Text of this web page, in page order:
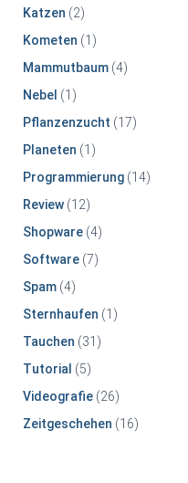
Katzen (2)
Kometen (1)
Mammutbaum (4)
Nebel (1)
Pflanzenzucht (17)
Planeten (1)
Programmierung (14)
Review (12)
Shopware (4)
Software (7)
Spam (4)
Sternhaufen (1)
Tauchen (31)
Tutorial (5)
Videografie (26)
Zeitgeschehen (16)